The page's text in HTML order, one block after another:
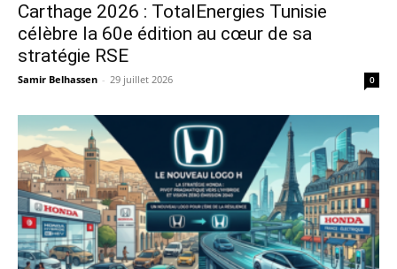
Carthage 2026 : TotalEnergies Tunisie
célèbre la 60e édition au cœur de sa
stratégie RSE
Samir Belhassen - 29 juillet 2026 0